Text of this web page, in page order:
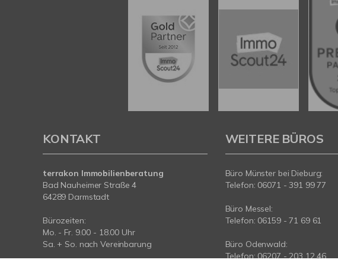
KONTAKT
terrakon Immobilienberatung
Bad Nauheimer Straße 4
64289 Darmstadt
Bürozeiten:
Mo. - Fr. 9.00 - 18.00 Uhr
Sa. + So. nach Vereinbarung
WEITERE BÜROS
Büro Münster bei Dieburg:
Telefon: 06071 - 391 99 77
Büro Messel:
Telefon: 06159 - 71 69 61
Büro Odenwald:
Telefon: 06207 - 203 12 46